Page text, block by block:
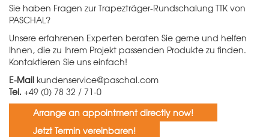
Sie haben Fragen zur Trapezträger-Rundschalung TTK von
PASCHAL?
Unsere erfahrenen Experten beraten Sie gerne und helfen
Ihnen, die zu Ihrem Projekt passenden Produkte zu finden.
Kontaktieren Sie uns einfach!
E-Mail kundenservice@paschal.com
Tel. +49 (0) 78 32 / 71-0
Arrange an appointment directly now!
Jetzt Termin vereinbaren!